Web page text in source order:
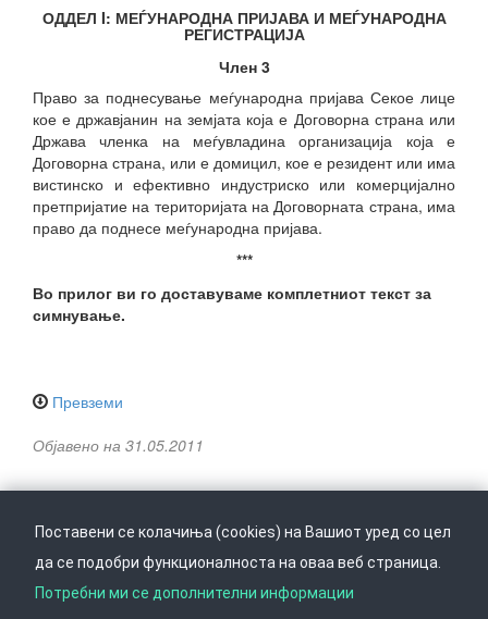
ОДДЕЛ I: МЕЃУНАРОДНА ПРИЈАВА И МЕЃУНАРОДНА
РЕГИСТРАЦИЈА
Член 3
Право за поднесување меѓународна пријава Секое лице
кое е државјанин на земјата која е Договорна страна или
Држава членка на меѓувладина организација која е
Договорна страна, или е домицил, кое е резидент или има
вистинско и ефективно индустриско или комерцијално
претпријатие на територијата на Договорната страна, има
право да поднесе меѓународна пријава.
***
Во прилог ви го доставуваме комплетниот текст за
симнување.
Превземи
Објавено на 31.05.2011
Врати се горе Следете не на
Поставени се колачиња (cookies) на Вашиот уред со цел
да се подобри функционалноста на оваа веб страница.
Потребни ми се дополнителни информации